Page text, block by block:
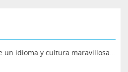
un idioma y cultura maravillosa…